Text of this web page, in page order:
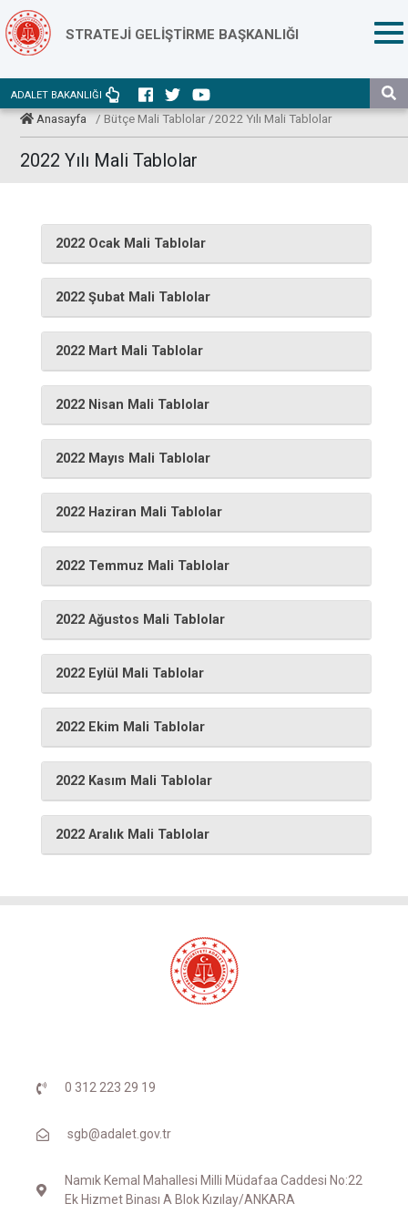
STRATEJİ GELİŞTİRME BAŞKANLIĞI
ADALET BAKANLIĞI
Anasayfa / Bütçe Mali Tablolar /2022 Yılı Mali Tablolar
2022 Yılı Mali Tablolar
2022 Ocak Mali Tablolar
2022 Şubat Mali Tablolar
2022 Mart Mali Tablolar
2022 Nisan Mali Tablolar
2022 Mayıs Mali Tablolar
2022 Haziran Mali Tablolar
2022 Temmuz Mali Tablolar
2022 Ağustos Mali Tablolar
2022 Eylül Mali Tablolar
2022 Ekim Mali Tablolar
2022 Kasım Mali Tablolar
2022 Aralık Mali Tablolar
0 312 223 29 19
sgb@adalet.gov.tr
Namık Kemal Mahallesi Milli Müdafaa Caddesi No:22
Ek Hizmet Binası A Blok Kızılay/ANKARA